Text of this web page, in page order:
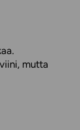
mutta